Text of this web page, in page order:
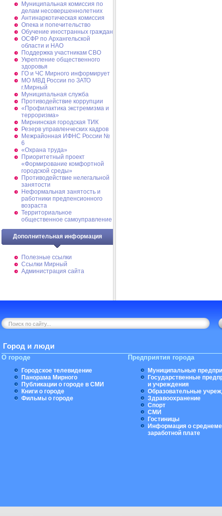
Муниципальная комиссия по
делам несовершеннолетних
Антинаркотическая комиссия
Опека и попечительство
Обучение иностранных граждан
ОСФР по Архангельской
области и НАО
Поддержка участникам СВО
Укрепление общественного
здоровья
ГО и ЧС Мирного информирует
МО МВД России по ЗАТО
г.Мирный
Муниципальная cлужба
Противодействие коррупции
«Профилактика экстремизма и
терроризма»
Мирнинская городская ТИК
Резерв управленческих кадров
Межрайонная ИФНС России №
6
«Охрана труда»
Приоритетный проект
«Формирование комфортной
городской среды»
Противодействие нелегальной
занятости
Неформальная занятость и
работники предпенсионного
возраста
Территориальное
общественное самоуправление
Дополнительная информация
Полезные ссылки
Ссылки Мирный
Администрация сайта
Город и люди
О городе
Городское телевидение
Панорама Мирного
Публикации о городе в СМИ
Книги о городе
Фильмы о городе
Предприятия города
Муниципальные
Государственные
и учреждения
Образовательные
Здравоохранение
Спорт
СМИ
Гостиницы
Информация о
заработной плате